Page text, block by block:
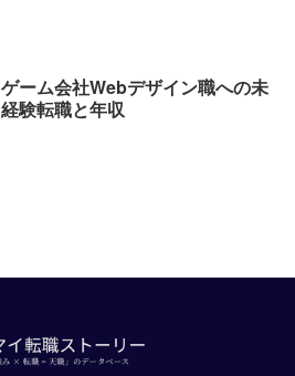
ゲーム会社Webデザイン職への未
経験転職と年収